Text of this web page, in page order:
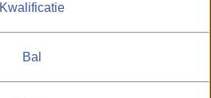
Kwalificatie
Bal